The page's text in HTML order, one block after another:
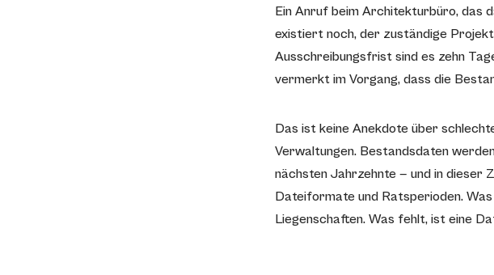
Ein Anruf beim Architekturbüro, das
existiert noch, der zuständige
Ausschreibungsfrist sind es zehn
vermerkt im Vorgang, dass die
Das ist keine Anekdote über
Verwaltungen. Bestandsdaten
nächsten Jahrzehnte — und in dieser
Dateiformate und Ratsperioden.
Liegenschaften. Was fehlt, ist eine